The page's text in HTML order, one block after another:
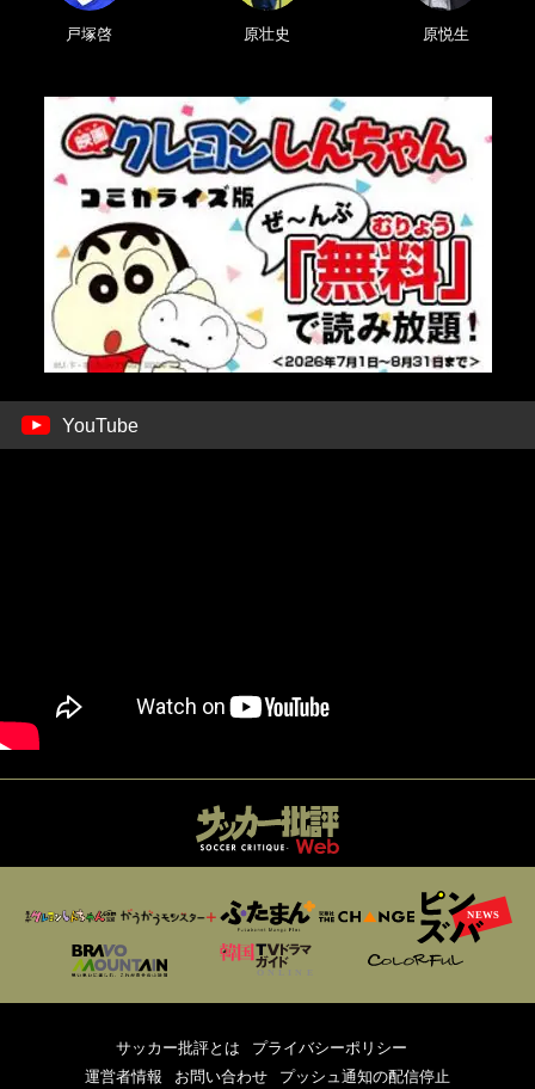
戸塚啓 原壮史 原悦生
YouTube
サッカー批評とは
プライバシーポリシー
運営者情報
お問い合わせ プッシュ通知の配信停止